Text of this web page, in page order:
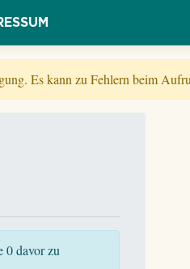
Es kann zu Fehlern beim
0 davor zu